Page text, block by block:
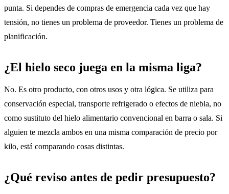
punta. Si dependes de compras de emergencia cada vez que hay
tensión, no tienes un problema de proveedor. Tienes un problema de
planificación.
¿El hielo seco juega en la misma liga?
No. Es otro producto, con otros usos y otra lógica. Se utiliza para
conservación especial, transporte refrigerado o efectos de niebla, no
como sustituto del hielo alimentario convencional en barra o sala. Si
alguien te mezcla ambos en una misma comparación de precio por
kilo, está comparando cosas distintas.
¿Qué reviso antes de pedir presupuesto?